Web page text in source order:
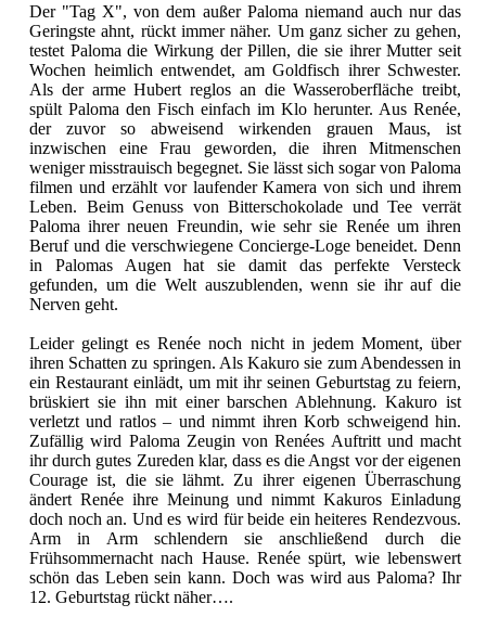
Der "Tag X", von dem außer Paloma niemand auch nur das
Geringste ahnt, rückt immer näher. Um ganz sicher zu gehen,
testet Paloma die Wirkung der Pillen, die sie ihrer Mutter seit
Wochen heimlich entwendet, am Goldfisch ihrer Schwester.
Als der arme Hubert reglos an die Wasseroberfläche treibt,
spült Paloma den Fisch einfach im Klo herunter. Aus Renée,
der zuvor so abweisend wirkenden grauen Maus, ist
inzwischen eine Frau geworden, die ihren Mitmenschen
weniger misstrauisch begegnet. Sie lässt sich sogar von Paloma
filmen und erzählt vor laufender Kamera von sich und ihrem
Leben. Beim Genuss von Bitterschokolade und Tee verrät
Paloma ihrer neuen Freundin, wie sehr sie Renée um ihren
Beruf und die verschwiegene Concierge-Loge beneidet. Denn
in Palomas Augen hat sie damit das perfekte Versteck
gefunden, um die Welt auszublenden, wenn sie ihr auf die
Nerven geht.
Leider gelingt es Renée noch nicht in jedem Moment, über
ihren Schatten zu springen. Als Kakuro sie zum Abendessen in
ein Restaurant einlädt, um mit ihr seinen Geburtstag zu feiern,
brüskiert sie ihn mit einer barschen Ablehnung. Kakuro ist
verletzt und ratlos – und nimmt ihren Korb schweigend hin.
Zufällig wird Paloma Zeugin von Renées Auftritt und macht
ihr durch gutes Zureden klar, dass es die Angst vor der eigenen
Courage ist, die sie lähmt. Zu ihrer eigenen Überraschung
ändert Renée ihre Meinung und nimmt Kakuros Einladung
doch noch an. Und es wird für beide ein heiteres Rendezvous.
Arm in Arm schlendern sie anschließend durch die
Frühsommernacht nach Hause. Renée spürt, wie lebenswert
schön das Leben sein kann. Doch was wird aus Paloma? Ihr
12. Geburtstag rückt näher….